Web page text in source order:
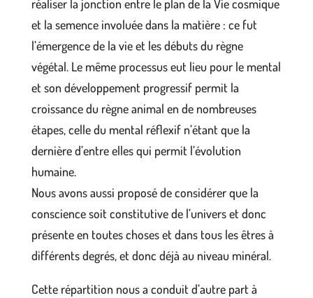
réaliser la jonction entre le plan de la Vie cosmique
et la semence involuée dans la matière : ce fut
l’émergence de la vie et les débuts du règne
végétal. Le même processus eut lieu pour le mental
et son développement progressif permit la
croissance du règne animal en de nombreuses
étapes, celle du mental réflexif n’étant que la
dernière d’entre elles qui permit l’évolution
humaine.
Nous avons aussi proposé de considérer que la
conscience soit constitutive de l’univers et donc
présente en toutes choses et dans tous les êtres à
différents degrés, et donc déjà au niveau minéral.
Cette répartition nous a conduit d’autre part à